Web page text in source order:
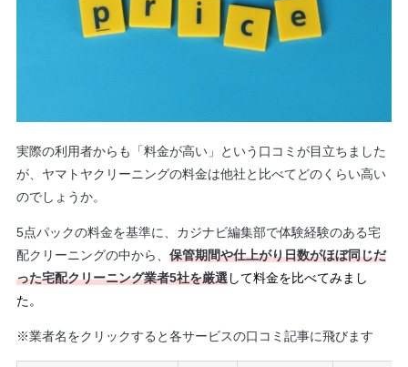
実際の利用者からも「料金が高い」という口コミが目立ちました
が、ヤマトヤクリーニングの料金は他社と比べてどのくらい高い
のでしょうか。
5点パックの料金を基準に、カジナビ編集部で体験経験のある宅
配クリーニングの中から、 保管期間や仕上がり日数がほぼ同じだ
った宅配クリーニング業者5社を厳選して料金を比べてみまし
た。
※業者名をクリックすると各サービスの口コミ記事に飛びます